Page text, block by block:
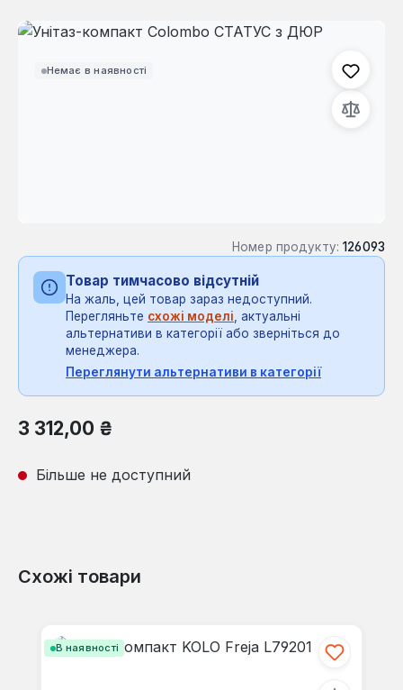
Немає в наявності
Пропустити галерею зображень
Номер продукту: 126093
Товар тимчасово відсутній
На жаль, цей товар зараз недоступний.
Перегляньте схожі моделі, актуальні
альтернативи в категорії або зверніться до
менеджера.
Переглянути альтернативи в категорії
Звичайна ціна:
3 312,00 ₴
Більше не доступний
Схожі товари
В наявності